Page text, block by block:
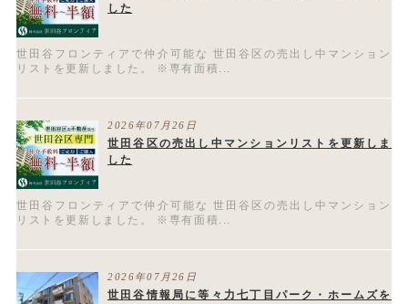
した
世田谷フロンティアで仲介可能な 世田谷区の売出し中マンション
リストを更新しました。 ※専有面積...
2026年07月26日
世田谷区の売出し中マンションリストを更新しま
した
世田谷フロンティアで仲介可能な 世田谷区の売出し中マンション
リストを更新しました。 ※専有面積...
2026年07月26日
世田谷情報局に等々力七丁目パーク・ホームズを